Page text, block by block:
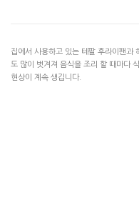
집에서 사용하고 있는 테팔 후라이팬과
도 많이 벗겨져 음식을 조리 할 때마다
현상이 계속 생깁니다.